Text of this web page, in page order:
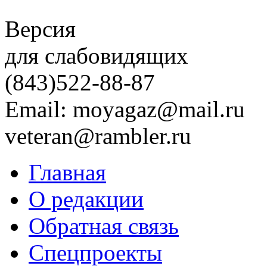
Версия
для слабовидящих
(843)522-88-87
Email: moyagaz@mail.ru
veteran@rambler.ru
Главная
О редакции
Обратная связь
Спецпроекты